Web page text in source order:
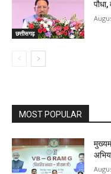
छत्तीसगढ़
MOST POPULAR